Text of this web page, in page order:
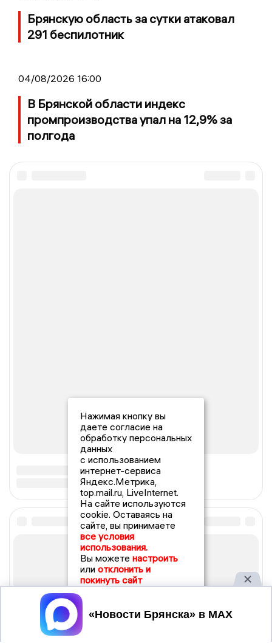
Брянскую область за сутки атаковал
291 беспилотник
04/08/2026 16:00
В Брянской области индекс
промпроизводства упал на 12,9% за
полгода
Нажимая кнопку вы
даете согласие на
обработку персональных
данных
с использованием
интернет-сервиса
Яндекс.Метрика,
top.mail.ru, LiveInternet.
На сайте используются
cookie. Оставаясь на
сайте, вы принимаете
все условия
использования.
Вы можете настроить
или отклонить и
покинуть сайт
Принять